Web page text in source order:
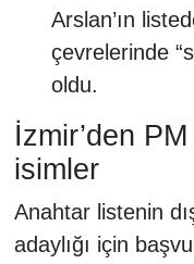
Arslan’ın
çevrelerinde
oldu.
İzmir’den
isimler
Anahtar listenin
adaylığı için